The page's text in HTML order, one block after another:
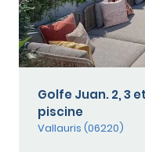
Golfe Juan. 2, 3
piscine
Vallauris (06220)